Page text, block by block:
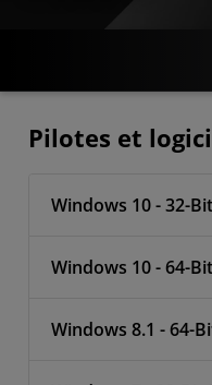
Pilotes et
Windows 10 - 32-
Windows 10 - 64-
Windows 8.1 - 64-